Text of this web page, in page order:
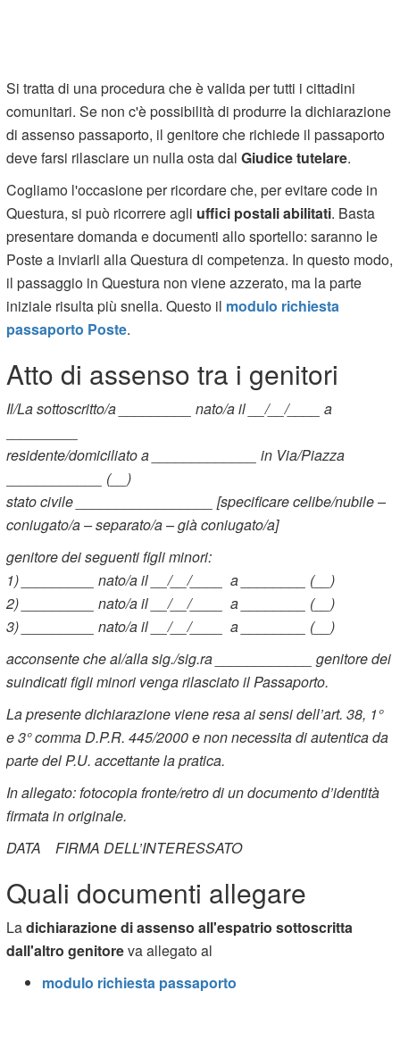
Si tratta di una procedura che è valida per tutti i cittadini
comunitari. Se non c'è possibilità di produrre la dichiarazione
di assenso passaporto, il genitore che richiede il passaporto
deve farsi rilasciare un nulla osta dalGiudice tutelare.
Cogliamo l'occasione per ricordare che, per evitare code in
Questura, si può ricorrere agli uffici postali abilitati. Basta
presentare domanda e documenti allo sportello: saranno le
Poste a inviarli alla Questura di competenza. In questo modo,
il passaggio in Questura non viene azzerato, ma la parte
iniziale risulta più snella. Questo il modulo richiesta
passaporto Poste.
Atto di assenso tra i genitori
Il/La sottoscritto/a _________ nato/a il __/__/____ a
residente/domiciliato a _____________ in Via/Piazza
____________ (__)
stato civile _________________ [specificare celibe/nubile –
coniugato/a – separato/a – già coniugato/a]
genitore dei seguenti figli minori:
1) _________ nato/a il __/__/____ a ________ (__)
2) _________ nato/a il __/__/____ a ________ (__)
3) _________ nato/a il __/__/____ a ________ (__)
acconsente che al/alla sig./sig.ra ____________ genitore dei
suindicati figli minori venga rilasciato il Passaporto.
La presente dichiarazione viene resa ai sensi dell’art. 38, 1°
e 3° comma D.P.R. 445/2000 e non necessita di autentica da
parte del P.U. accettante la pratica.
In allegato: fotocopia fronte/retro di un documento d’identità
firmata in originale.
DATA FIRMA DELL’INTERESSATO
Quali documenti allegare
Ladichiarazione di assenso all'espatrio sottoscritta
dall'altro genitoreva allegato al
modulo richiesta passaporto